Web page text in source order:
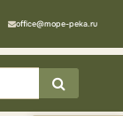
office@mope-peka.ru